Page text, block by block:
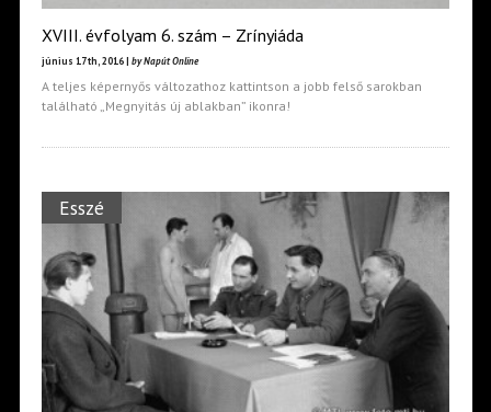
XVIII. évfolyam 6. szám – Zrínyiáda
június 17th, 2016 | by Napút Online
A teljes képernyős változathoz kattintson a jobb felső sarokban
található „Megnyitás új ablakban” ikonra!
Esszé